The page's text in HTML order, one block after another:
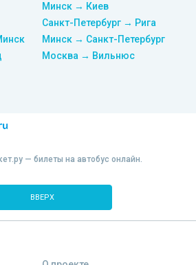
Минск → Киев
Санкт-Петербург → Рига
Минск → Санкт-Петербург
Москва → Вильнюс
— билеты на автобус онлайн.
ВВЕРХ